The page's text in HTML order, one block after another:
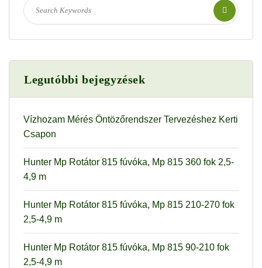
Legutóbbi bejegyzések
Vízhozam Mérés Öntözőrendszer Tervezéshez Kerti
Csapon
Hunter Mp Rotátor 815 fúvóka, Mp 815 360 fok 2,5-
4,9 m
Hunter Mp Rotátor 815 fúvóka, Mp 815 210-270 fok
2,5-4,9 m
Hunter Mp Rotátor 815 fúvóka, Mp 815 90-210 fok
2,5-4,9 m